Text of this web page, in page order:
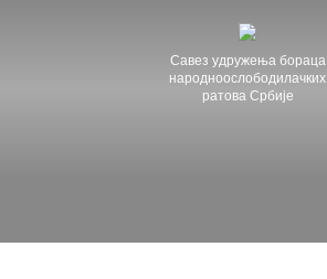
Савез удружења бораца
народноослободилачких
ратова Србије